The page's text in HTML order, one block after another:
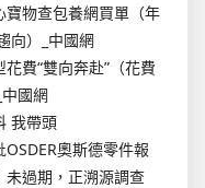
物查包養網買單（年
向）_中國網
費“雙向奔赴”（花費
國網
我帶頭
奧斯德零件報
未過期，正溯源調查